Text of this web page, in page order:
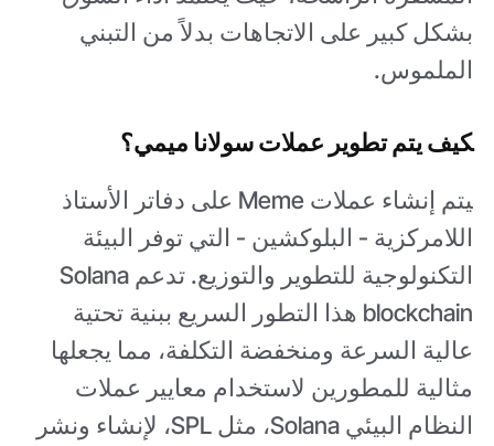
بشكل كبير على الاتجاهات بدلاً من التبني
الملموس.
كيف يتم تطوير عملات سولانا ميمي؟
يتم إنشاء عملات Meme على دفاتر الأستاذ
اللامركزية - البلوكشين - التي توفر البيئة
التكنولوجية للتطوير والتوزيع. تدعم Solana
blockchain هذا التطور السريع ببنية تحتية
عالية السرعة ومنخفضة التكلفة، مما يجعلها
مثالية للمطورين لاستخدام معايير عملات
النظام البيئي Solana، مثل SPL، لإنشاء ونشر